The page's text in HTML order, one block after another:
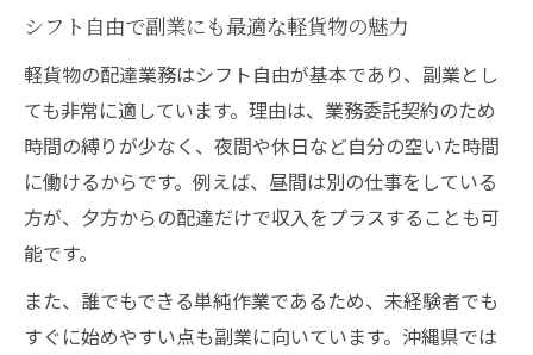
シフト自由で副業にも最適な軽貨物の魅力
軽貨物の配達業務はシフト自由が基本であり、副業とし
ても非常に適しています。理由は、業務委託契約のため
時間の縛りが少なく、夜間や休日など自分の空いた時間
に働けるからです。例えば、昼間は別の仕事をしている
方が、夕方からの配達だけで収入をプラスすることも可
能です。
また、誰でもできる単純作業であるため、未経験者でも
すぐに始めやすい点も副業に向いています。沖縄県では